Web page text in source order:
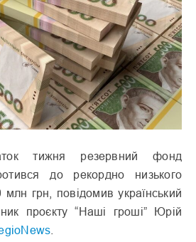
тижня резервний фонд
до рекордно низького
млн грн, повідомив український
проєкту “Наші гроші” Юрій